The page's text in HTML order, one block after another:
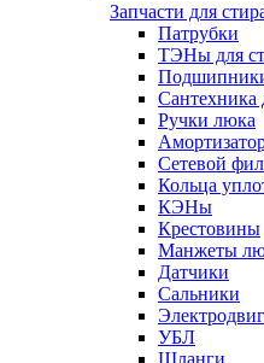
Запчасти для
Патрубки
ТЭНы для
Сантехника
Ручки люка
Сетевой
Кольца
КЭНы
Крестовины
Манжеты
Датчики
Сальники
УБЛ
Шланги